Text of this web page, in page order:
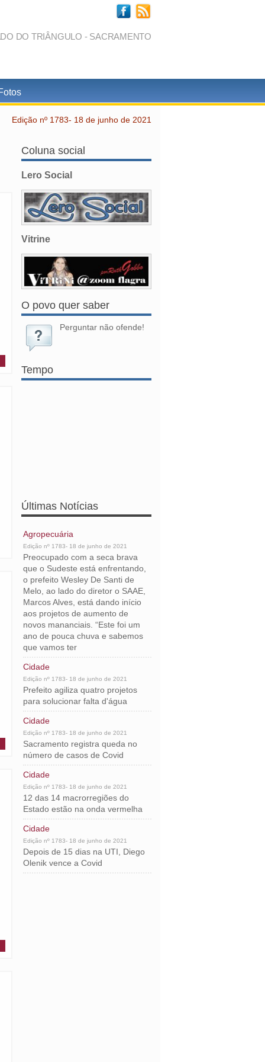
DO TRIÂNGULO - SACRAMENTO
Edição nº 1783- 18 de junho de 2021
Coluna social
Lero Social
Vitrine
O povo quer saber
Perguntar não ofende!
Tempo
Últimas Notícias
Agropecuária
Edição nº 1783- 18 de junho de 2021
Preocupado com a seca brava
que o Sudeste está enfrentando,
o prefeito Wesley De Santi de
Melo, ao lado do diretor o SAAE,
Marcos Alves, está dando início
aos projetos de aumento de
novos mananciais. “Este foi um
ano de pouca chuva e sabemos
que vamos ter
Cidade
Edição nº 1783- 18 de junho de 2021
Prefeito agiliza quatro projetos
para solucionar falta d'água
Cidade
Edição nº 1783- 18 de junho de 2021
Sacramento registra queda no
número de casos de Covid
Cidade
Edição nº 1783- 18 de junho de 2021
12 das 14 macrorregiões do
Estado estão na onda vermelha
Cidade
Edição nº 1783- 18 de junho de 2021
Depois de 15 dias na UTI, Diego
Olenik vence a Covid